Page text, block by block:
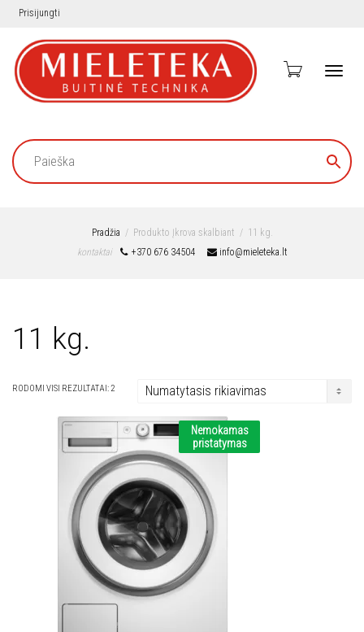
Prisijungti
Pradžia Produkto Įkrova skalbiant
11 kg.
kontaktai
+370 676 34504 info@mieleteka.lt
11 kg.
RODOMI VISI REZULTATAI: 2
Nemokamas
pristatymas